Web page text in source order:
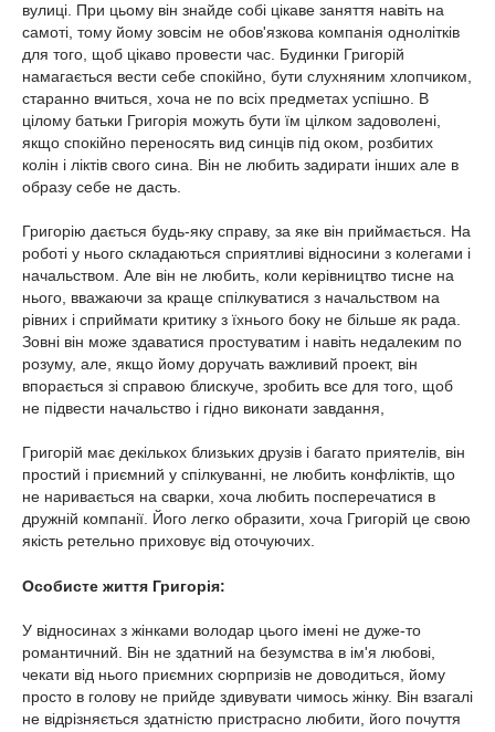
вулиці. При цьому він знайде собі цікаве заняття навіть на
самоті, тому йому зовсім не обов'язкова компанія однолітків
для того, щоб цікаво провести час. Будинки Григорій
намагається вести себе спокійно, бути слухняним хлопчиком,
старанно вчиться, хоча не по всіх предметах успішно. В
цілому батьки Григорія можуть бути їм цілком задоволені,
якщо спокійно переносять вид синців під оком, розбитих
колін і ліктів свого сина. Він не любить задирати інших але в
образу себе не дасть.
Григорію дається будь-яку справу, за яке він приймається. На
роботі у нього складаються сприятливі відносини з колегами і
начальством. Але він не любить, коли керівництво тисне на
нього, вважаючи за краще спілкуватися з начальством на
рівних і сприймати критику з їхнього боку не більше як рада.
Зовні він може здаватися простуватим і навіть недалеким по
розуму, але, якщо йому доручать важливий проект, він
впорається зі справою блискуче, зробить все для того, щоб
не підвести начальство і гідно виконати завдання,
Григорій має декількох близьких друзів і багато приятелів, він
простий і приємний у спілкуванні, не любить конфліктів, що
не наривається на сварки, хоча любить посперечатися в
дружній компанії. Його легко образити, хоча Григорій це свою
якість ретельно приховує від оточуючих.
Особисте життя Григорія:
У відносинах з жінками володар цього імені не дуже-то
романтичний. Він не здатний на безумства в ім'я любові,
чекати від нього приємних сюрпризів не доводиться, йому
просто в голову не прийде здивувати чимось жінку. Він взагалі
не відрізняється здатністю пристрасно любити, його почуття